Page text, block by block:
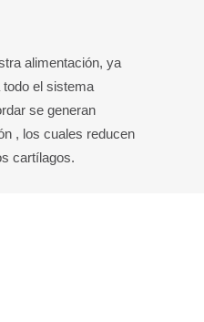
alimentación, ya
el sistema
se generan
, los cuales reducen
cartílagos.